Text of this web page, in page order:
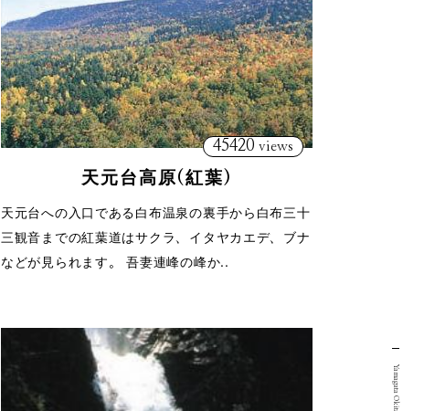
45420 views
天元台高原(紅葉)
天元台への入口である白布温泉の裏手から白布三十
三観音までの紅葉道はサクラ、イタヤカエデ、ブナ
などが見られます。 吾妻連峰の峰か..